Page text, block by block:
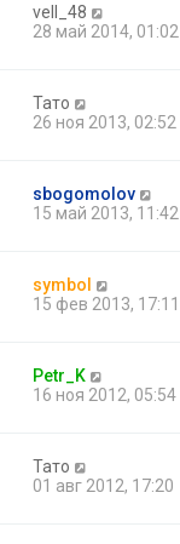
vell_48
28 май 2014, 01:02
Тато
26 ноя 2013, 02:52
sbogomolov
15 май 2013, 11:42
symbol
15 фев 2013, 17:11
Petr_K
16 ноя 2012, 05:54
Тато
01 авг 2012, 17:20